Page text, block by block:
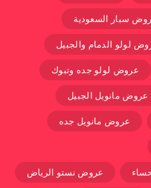
سبار السعودية
لولو الدمام والجبيل
عروض لولو جده وتبوك
عروض مانويل الجبيل
عروض مانويل جده
عروض نستو الرياض